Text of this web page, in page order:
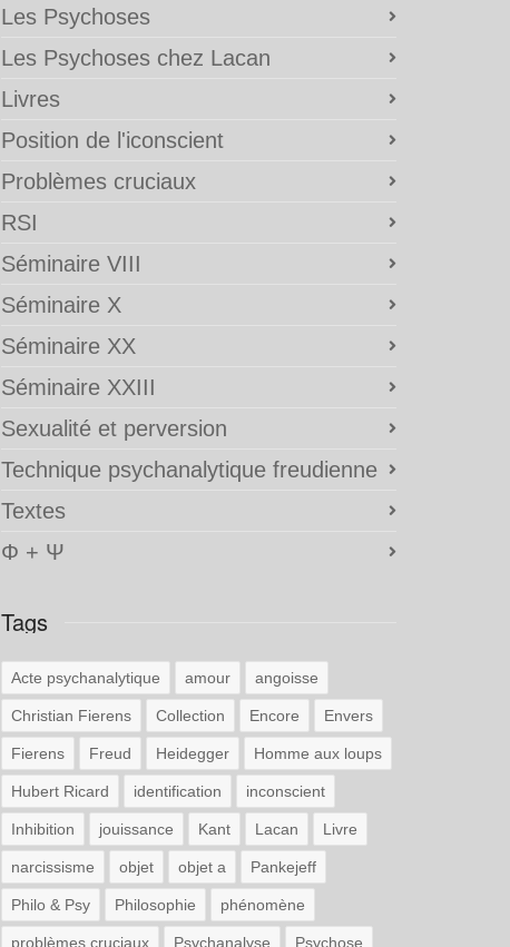
Les Psychoses
Les Psychoses chez Lacan
Livres
Position de l'iconscient
Problèmes cruciaux
RSI
Séminaire VIII
Séminaire X
Séminaire XX
Séminaire XXIII
Sexualité et perversion
Technique psychanalytique freudienne
Textes
Φ + Ψ
Tags
Acte psychanalytique amour angoisse
Christian Fierens Collection Encore Envers
Fierens Freud Heidegger Homme aux loups
Hubert Ricard identification inconscient
Inhibition jouissance Kant Lacan Livre
narcissisme objet objet a Pankejeff
Philo & Psy Philosophie phénomène
problèmes cruciaux Psychanalyse Psychose